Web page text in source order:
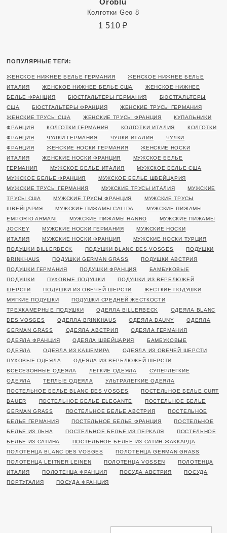
Oroblu
Колготки Geo 8
1 510 ₽
ПОПУЛЯРНЫЕ ТЕГИ:
ЖЕНСКОЕ НИЖНЕЕ БЕЛЬЕ ГЕРМАНИЯ
ЖЕНСКОЕ НИЖНЕЕ БЕЛЬЕ
ИТАЛИЯ
ЖЕНСКОЕ НИЖНЕЕ БЕЛЬЕ США
ЖЕНСКОЕ НИЖНЕЕ
БЕЛЬЕ ФРАНЦИЯ
БЮСТГАЛЬТЕРЫ ГЕРМАНИЯ
БЮСТГАЛЬТЕРЫ
США
БЮСТГАЛЬТЕРЫ ФРАНЦИЯ
ЖЕНСКИЕ ТРУСЫ ГЕРМАНИЯ
ЖЕНСКИЕ ТРУСЫ США
ЖЕНСКИЕ ТРУСЫ ФРАНЦИЯ
КУПАЛЬНИКИ
ФРАНЦИЯ
КОЛГОТКИ ГЕРМАНИЯ КОЛГОТКИ ИТАЛИЯ
КОЛГОТКИ
ФРАНЦИЯ
ЧУЛКИ ГЕРМАНИЯ ЧУЛКИ ИТАЛИЯ
ЧУЛКИ
ФРАНЦИЯ
ЖЕНСКИЕ НОСКИ ГЕРМАНИЯ
ЖЕНСКИЕ НОСКИ
ИТАЛИЯ
ЖЕНСКИЕ НОСКИ ФРАНЦИЯ
МУЖСКОЕ БЕЛЬЕ
ГЕРМАНИЯ
МУЖСКОЕ БЕЛЬЕ ИТАЛИЯ
МУЖСКОЕ БЕЛЬЕ США
МУЖСКОЕ БЕЛЬЕ ФРАНЦИЯ
МУЖСКОЕ БЕЛЬЕ ШВЕЙЦАРИЯ
МУЖСКИЕ ТРУСЫ ГЕРМАНИЯ
МУЖСКИЕ ТРУСЫ ИТАЛИЯ
МУЖСКИЕ
ТРУСЫ США
МУЖСКИЕ ТРУСЫ ФРАНЦИЯ
МУЖСКИЕ ТРУСЫ
ШВЕЙЦАРИЯ
МУЖСКИЕ ПИЖАМЫ CALIDA
МУЖСКИЕ ПИЖАМЫ
EMPORIO ARMANI
МУЖСКИЕ ПИЖАМЫ HANRO
МУЖСКИЕ ПИЖАМЫ
JOCKEY
МУЖСКИЕ НОСКИ ГЕРМАНИЯ
МУЖСКИЕ НОСКИ
ИТАЛИЯ
МУЖСКИЕ НОСКИ ФРАНЦИЯ
МУЖСКИЕ НОСКИ ТУРЦИЯ
ПОДУШКИ BILLERBECK
ПОДУШКИ BLANC DES VOSGES
ПОДУШКИ
BRINKHAUS
ПОДУШКИ GERMAN GRASS
ПОДУШКИ АВСТРИЯ
ПОДУШКИ ГЕРМАНИЯ
ПОДУШКИ ФРАНЦИЯ
БАМБУКОВЫЕ
ПОДУШКИ
ПУХОВЫЕ ПОДУШКИ
ПОДУШКИ ИЗ ВЕРБЛЮЖЕЙ
ШЕРСТИ
ПОДУШКИ ИЗ ОВЕЧЕЙ ШЕРСТИ
ЖЕСТКИЕ ПОДУШКИ
МЯГКИЕ ПОДУШКИ
ПОДУШКИ СРЕДНЕЙ ЖЕСТКОСТИ
ТРЕХКАМЕРНЫЕ ПОДУШКИ
ОДЕЯЛА BILLERBECK
ОДЕЯЛА BLANC
DES VOSGES
ОДЕЯЛА BRINKHAUS ОДЕЯЛА DAUNY
ОДЕЯЛА
GERMAN GRASS
ОДЕЯЛА АВСТРИЯ
ОДЕЯЛА ГЕРМАНИЯ
ОДЕЯЛА ФРАНЦИЯ
ОДЕЯЛА ШВЕЙЦАРИЯ
БАМБУКОВЫЕ
ОДЕЯЛА
ОДЕЯЛА ИЗ КАШЕМИРА
ОДЕЯЛА ИЗ ОВЕЧЕЙ ШЕРСТИ
ПУХОВЫЕ ОДЕЯЛА
ОДЕЯЛА ИЗ ВЕРБЛЮЖЕЙ ШЕРСТИ
ВСЕСЕЗОННЫЕ ОДЕЯЛА
ЛЕГКИЕ ОДЕЯЛА
СУПЕРЛЕГКИЕ
ОДЕЯЛА
ТЕПЛЫЕ ОДЕЯЛА
УЛЬТРАЛЕГКИЕ ОДЕЯЛА
ПОСТЕЛЬНОЕ БЕЛЬЕ BLANC DES VOSGES
ПОСТЕЛЬНОЕ БЕЛЬЕ CURT
BAUER
ПОСТЕЛЬНОЕ БЕЛЬЕ ELEGANTE
ПОСТЕЛЬНОЕ БЕЛЬЕ
GERMAN GRASS
ПОСТЕЛЬНОЕ БЕЛЬЕ АВСТРИЯ
ПОСТЕЛЬНОЕ
БЕЛЬЕ ГЕРМАНИЯ
ПОСТЕЛЬНОЕ БЕЛЬЕ ФРАНЦИЯ
ПОСТЕЛЬНОЕ
БЕЛЬЕ ИЗ ЛЬНА
ПОСТЕЛЬНОЕ БЕЛЬЕ ИЗ ПЕРКАЛЯ
ПОСТЕЛЬНОЕ
БЕЛЬЕ ИЗ САТИНА
ПОСТЕЛЬНОЕ БЕЛЬЕ ИЗ САТИН-ЖАККАРДА
ПОЛОТЕНЦА BLANC DES VOSGES
ПОЛОТЕНЦА GERMAN GRASS
ПОЛОТЕНЦА LEITNER LEINEN
ПОЛОТЕНЦА VOSSEN
ПОЛОТЕНЦА
ИТАЛИЯ
ПОЛОТЕНЦА ФРАНЦИЯ ПОСУДА АВСТРИЯ
ПОСУДА
ПОРТУГАЛИЯ
ПОСУДА ФРАНЦИЯ